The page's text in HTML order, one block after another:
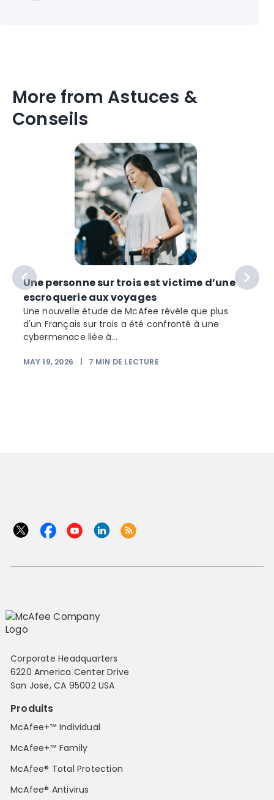
More from Astuces &
Conseils
Une personne sur trois est victime d’une
escroquerie aux voyages
Une nouvelle étude de McAfee révèle que plus
d'un Français sur trois a été confronté à une
cybermenace liée à...
MAY 19, 2026 7 MIN DE LECTURE
Corporate Headquarters
6220 America Center Drive
San Jose, CA 95002 USA
Produits
McAfee+™ Individual
McAfee+™ Family
McAfee® Total Protection
McAfee® Antivirus